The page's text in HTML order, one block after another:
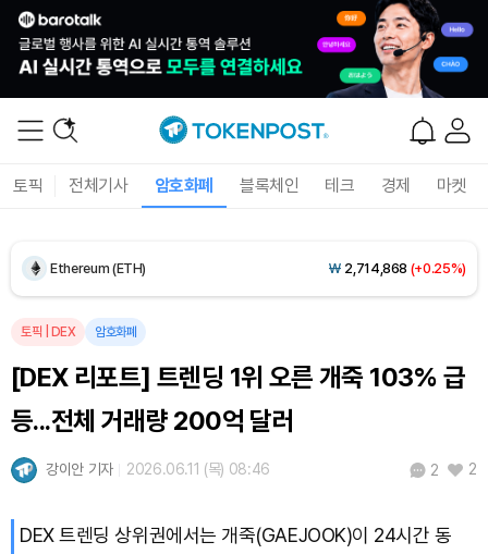
토픽 전체기사 암호화폐 블록체인 테크 경제 마켓
Ethereum (ETH) ₩ 2,714,868 (+0.25%)
Tether USDt (USDT)
BNB (BNB) ₩851,649(+0.26%)
USDC (USDC)
Solana (SOL) ₩108,407(+0.70%)
토픽 DEX 암호화폐
[DEX 리포트] 트렌딩 1위 오른 개죽 103% 급
등...전체 거래량 200억 달러
강이안 기자 2026.06.11 (목) 08:46 2 2
DEX 트렌딩 상위권에서는 개죽(GAEJOOK)이 24시간 동